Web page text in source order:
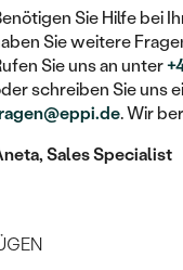
DIAMANTEN
ZUM
FÜR KINDER
Sie Hilfe bei
Sie weitere
Sie uns an unter
schreiben Sie uns
. Wir
Sales Specialist